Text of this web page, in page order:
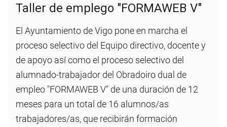
Taller de emplego "FORMAWEB V"
El Ayuntamiento de Vigo pone en marcha el
proceso selectivo del Equipo directivo, docente y
de apoyo así como el proceso selectivo del
alumnado-trabajador del Obradoiro dual de
empleo "FORMAWEB V" de una duración de 12
meses para un total de 16 alumnos/as
trabajadores/as, que recibirán formación